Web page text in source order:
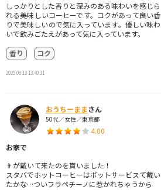
しっかりとした香りと深みのある味わいを感じら
れる美味しいコーヒーです。コクがあって良い香
りで美味しいので気に入っています。優しい味わ
いで飲みごたえがあって気に入っています。
香り
コク
2025.08.13 13:40:31
おうちーままさん
50代／女性／東京都
4.00
お家で
👨が戴いて来たのを貰いました！
スタバでホットコーヒーはポットサービスて戴い
たかな…ついフラペチーノに惹かれちゃうから